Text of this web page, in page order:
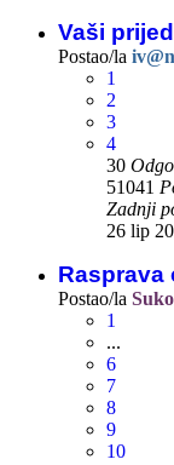
Vaši
Postao/la iv@n
1
2
3
4
30
51041
Zadnji
26 lip
Rasprava
Postao/la Suko
1
...
6
7
8
9
10